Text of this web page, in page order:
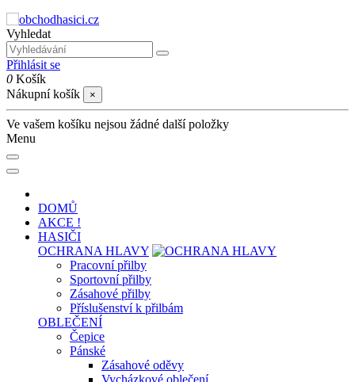
Vyhledat
Přihlásit se
0 Košík
Nákupní košík
×
Ve vašem košíku nejsou žádné další položky
Menu
DOMŮ
AKCE !
HASIČI
OCHRANA HLAVY
Pracovní přilby
Sportovní přilby
Zásahové přilby
Příslušenství k přilbám
OBLEČENÍ
Čepice
Pánské
Zásahové oděvy
Vycházkové oblečení